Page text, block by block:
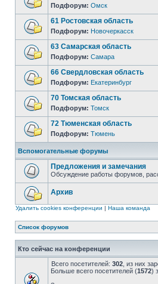
Подфорум: Омск
61 Ростовская область
Подфорум: Новочеркасск
63 Самарская область
Подфорум: Самара
66 Свердловская область
Подфорум: Екатеринбург
70 Томская область
Подфорум: Томск
72 Тюменская область
Подфорум: Тюмень
Вспомогательные форумы
Предложения и замечания
Обсуждение работы форумов,
Архив
Удалить cookies конференции | Наша команда
Список форумов
Кто сейчас на конференции
Всего посетителей: 302 , из них
Больше всего посетителей (1572)